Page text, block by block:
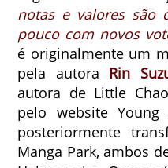
notas e valores são
pouco com novos
é originalmente um
pela autora Rin
autora de Little
pelo website
posteriormente
Manga Park, ambos